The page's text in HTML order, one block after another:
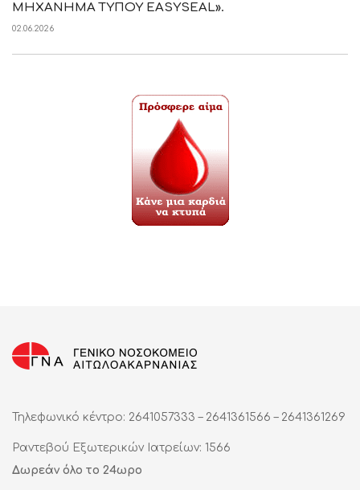
ΜΗΧΑΝΗΜΑ ΤΥΠΟΥ EASYSEAL».
02.06.2026
Τηλεφωνικό κέντρο: 2641057333 – 2641361566 – 2641361269
Ραντεβού Εξωτερικών Ιατρείων: 1566
Δωρεάν όλο το 24ωρο